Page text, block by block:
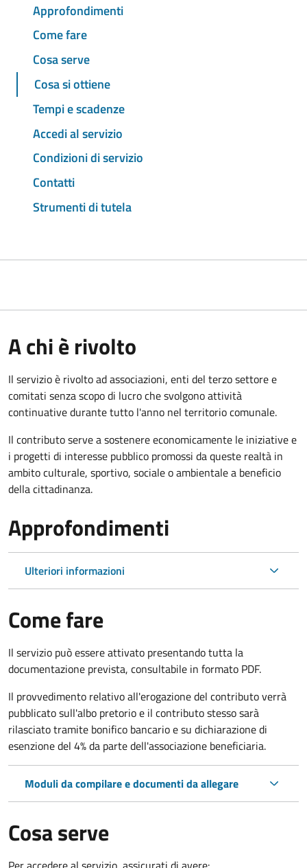
Approfondimenti
Come fare
Cosa serve
Cosa si ottiene
Tempi e scadenze
Accedi al servizio
Condizioni di servizio
Contatti
Strumenti di tutela
A chi è rivolto
Il servizio è rivolto ad associazioni, enti del terzo settore e
comitati senza scopo di lucro che svolgono attività
continuative durante tutto l'anno nel territorio comunale.
Il contributo serve a sostenere economicamente le iniziative e
i progetti di interesse pubblico promossi da queste realtà in
ambito culturale, sportivo, sociale o ambientale a beneficio
della cittadinanza.
Approfondimenti
Ulteriori informazioni
Come fare
Il servizio può essere attivato presentando tutta la
documentazione prevista, consultabile in formato PDF.
Il provvedimento relativo all'erogazione del contributo verrà
pubblicato sull'albo pretorio e il contributo stesso sarà
rilasciato tramite bonifico bancario e su dichiarazione di
esenzione del 4% da parte dell'associazione beneficiaria.
Moduli da compilare e documenti da allegare
Cosa serve